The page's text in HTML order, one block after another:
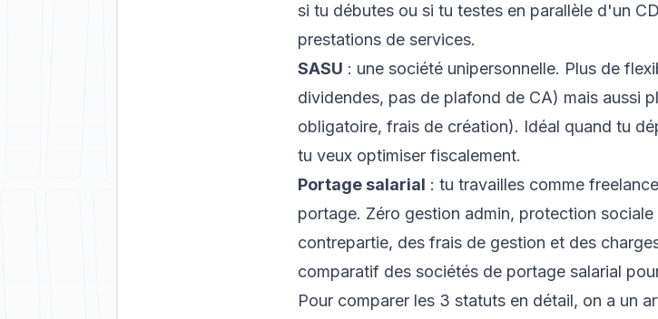
si tu débutes ou si tu testes en parallèle d'un
prestations de services.
SASU : une société unipersonnelle. Plus de
dividendes, pas de plafond de CA) mais aussi
obligatoire, frais de création). Idéal quand tu
tu veux optimiser fiscalement.
Portage salarial : tu travailles comme
portage. Zéro gestion admin, protection
contrepartie, des frais de gestion et des
comparatif des sociétés de portage salarial
Pour comparer les 3 statuts en détail, on a un